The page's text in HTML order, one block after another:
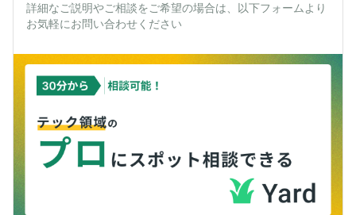
詳細なご説明やご相談をご希望の場合は、以下フォームより
お気軽にお問い合わせください